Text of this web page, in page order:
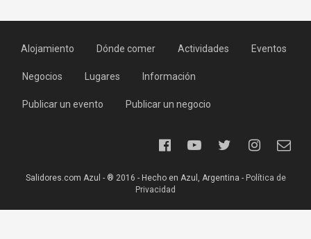
Alojamiento Dónde comer Actividades Eventos
Negocios Lugares Información
Publicar un evento Publicar un negocio
Salidores.com Azul - ® 2016 - Hecho en Azul, Argentina - Política de
Privacidad